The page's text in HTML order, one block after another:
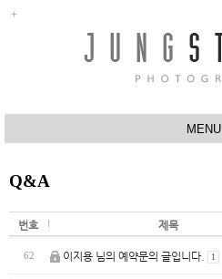
MENU
행사촬영
반려동물촬영
유치원
Q&A
번호 제목
62 이지용 님의 예약문의 글입니다. 1